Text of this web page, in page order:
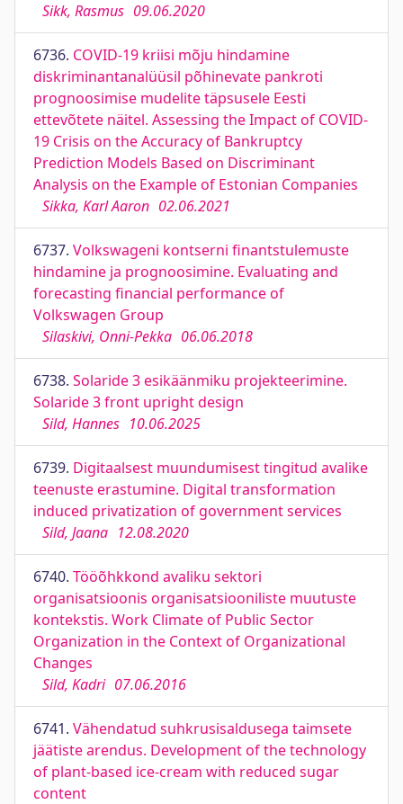
Sikk, Rasmus 09.06.2020
6736. COVID-19 kriisi mõju hindamine
diskriminantanalüüsil põhinevate pankroti
prognoosimise mudelite täpsusele Eesti
ettevõtete näitel. Assessing the Impact of COVID-
19 Crisis on the Accuracy of Bankruptcy
Prediction Models Based on Discriminant
Analysis on the Example of Estonian Companies
Sikka, Karl Aaron 02.06.2021
6737. Volkswageni kontserni finantstulemuste
hindamine ja prognoosimine. Evaluating and
forecasting financial performance of
Volkswagen Group
Silaskivi, Onni-Pekka 06.06.2018
6738. Solaride 3 esikäänmiku projekteerimine.
Solaride 3 front upright design
Sild, Hannes 10.06.2025
6739. Digitaalsest muundumisest tingitud avalike
teenuste erastumine. Digital transformation
induced privatization of government services
Sild, Jaana 12.08.2020
6740. Tööõhkkond avaliku sektori
organisatsioonis organisatsiooniliste muutuste
kontekstis. Work Climate of Public Sector
Organization in the Context of Organizational
Changes
Sild, Kadri 07.06.2016
6741. Vähendatud suhkrusisaldusega taimsete
jäätiste arendus. Development of the technology
of plant-based ice-cream with reduced sugar
content